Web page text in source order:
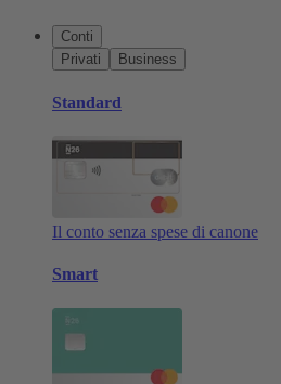
Conti
Privati
Business
Standard
Il conto senza spese di canone
Smart